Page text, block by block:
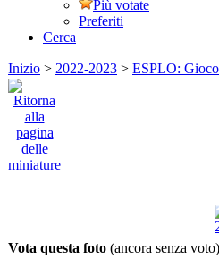
Più votate
Preferiti
Cerca
Inizio > 2022-2023 > ESPLO:
Vota questa foto (ancora senza voto)